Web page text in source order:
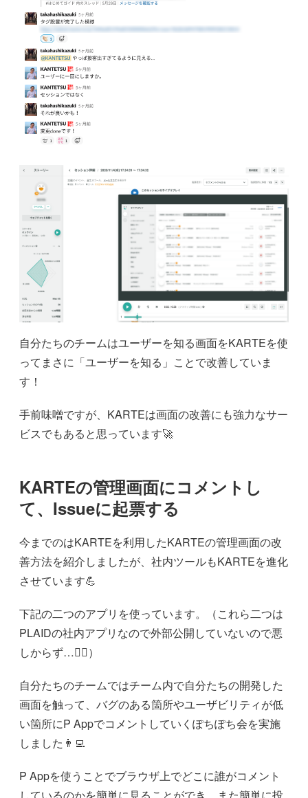
自分たちのチームはユーザーを知る画面をKARTEを使
ってまさに「ユーザーを知る」ことで改善していま
す！
手前味噌ですが、KARTEは画面の改善にも強力なサー
ビスでもあると思っています🚀
KARTEの管理画面にコメントし
て、Issueに起票する
今までのはKARTEを利用したKARTEの管理画面の改
善方法を紹介しましたが、社内ツールもKARTEを進化
させています💪
下記の二つのアプリを使っています。（これら二つは
PLAIDの社内アプリなので外部公開していないので悪
しからず…🙇‍♂️）
自分たちのチームではチーム内で自分たちの開発した
画面を触って、バグのある箇所やユーザビリティが低
い箇所にP Appでコメントしていくぽちぽち会を実施
しました👨‍💻
P Appを使うことでブラウザ上でどこに誰がコメント
しているのかを簡単に見ることができ、また簡単に投